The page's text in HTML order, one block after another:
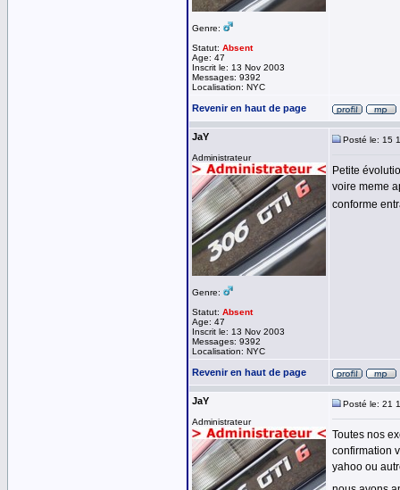
Genre:
Statut: Absent
Age: 47
Inscrit le: 13 Nov 2003
Messages: 9392
Localisation: NYC
Revenir en haut de page
JaY
Administrateur
Genre:
Statut: Absent
Age: 47
Inscrit le: 13 Nov 2003
Messages: 9392
Localisation: NYC
Posté le: 15
Petite
voire meme
conforme
Revenir en haut de page
JaY
Administrateur
Posté le: 21
Toutes nos
confirmation
yahoo ou